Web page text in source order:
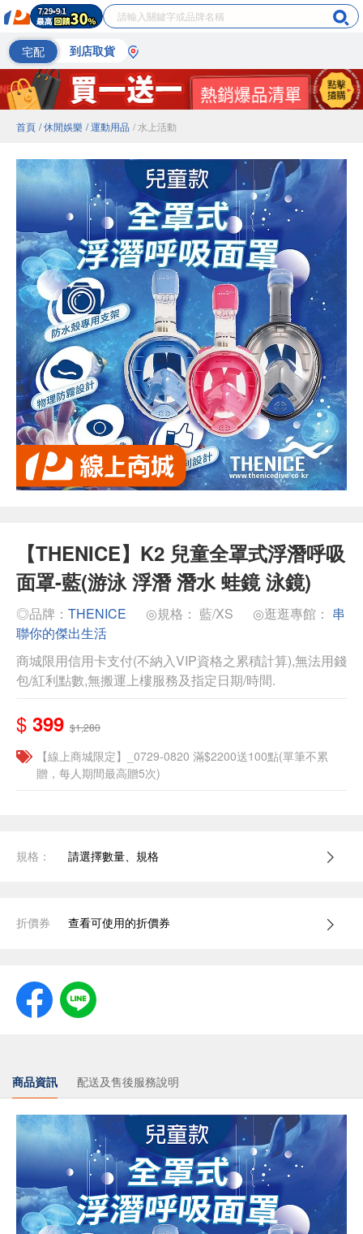
宅配 到店取貨
首頁 / 休閒娛樂 / 運動用品 / 水上活動
【THENICE】K2 兒童全罩式浮潛呼吸
面罩-藍(游泳 浮潛 潛水 蛙鏡 泳鏡)
◎品牌： THENICE ◎規格： 藍/XS ◎逛逛專館： 串
聯你的傑出生活
商城限用信用卡支付(不納入VIP資格之累積計算),無法用錢
包/紅利點數,無搬運上樓服務及指定日期/時間.
$ 399 $1,280
【線上商城限定】_0729-0820 滿$2200送100點(單筆不累
贈，每人期間最高贈5次)
規格： 請選擇數量、規格
折價券 查看可使用的折價券
商品資訊 配送及售後服務說明